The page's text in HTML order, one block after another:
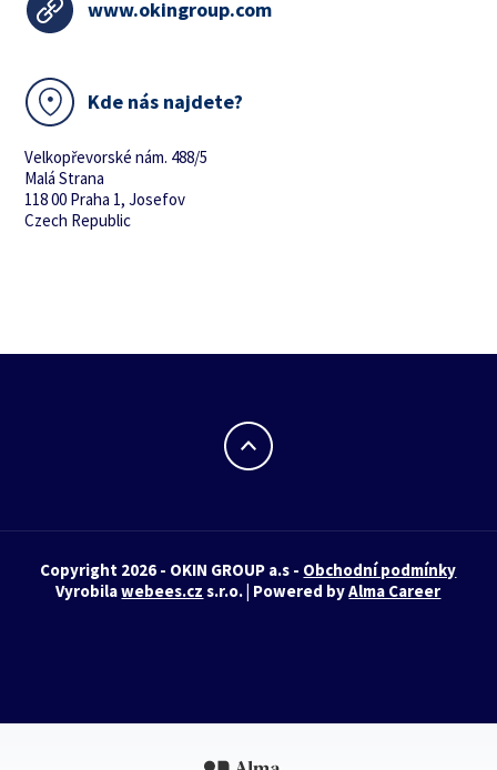
www.okingroup.com
Kde nás najdete?
Velkopřevorské nám. 488/5
Malá Strana
118 00 Praha 1, Josefov
Czech Republic
Copyright 2026 - OKIN GROUP a.s - Obchodní podmínky
Vyrobilawebees.cz s.r.o. | Powered byAlma Career